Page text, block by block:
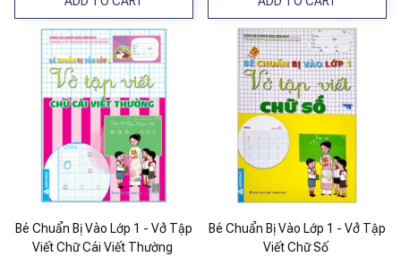
Bé Chuẩn Bị Vào Lớp 1 - Vở Tập
Viết Chữ Cái Viết Thường
Bé Chuẩn Bị Vào Lớp 1 - Vở Tập
Viết Chữ Số